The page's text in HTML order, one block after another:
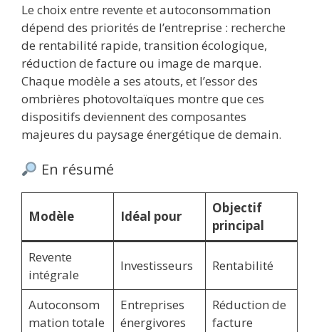
Le choix entre revente et autoconsommation
dépend des priorités de l’entreprise : recherche
de rentabilité rapide, transition écologique,
réduction de facture ou image de marque.
Chaque modèle a ses atouts, et l’essor des
ombrières photovoltaïques montre que ces
dispositifs deviennent des composantes
majeures du paysage énergétique de demain.
En résumé
Modèle Idéal pour
Objectif
principal
Revente
intégrale
Investisseurs Rentabilité
Autoconsom
mation totale
Entreprises
énergivores
Réduction de
facture